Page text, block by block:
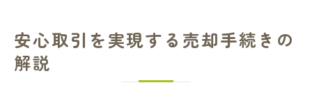
安心取引を実現する売却手続きの
解説